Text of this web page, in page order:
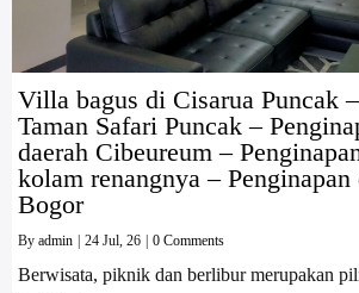
Villa bagus di Cisarua Puncak
Taman Safari Puncak –
daerah Cibeureum –
kolam renangnya –
Bogor
By admin 24 Jul, 26 0 Comments
Berwisata, piknik dan berlibur merupakan